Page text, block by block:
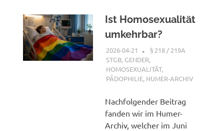
Ist Homosexualität
umkehrbar?
2026-04-21 XX
§ 218 / 219A
STGB, GENDER,
HOMOSEXUALITÄT,
PÄDOPHILIE, HUMER-ARCHIV
Nachfolgender Beitrag
fanden wir im Humer-
Archiv, welcher im Juni